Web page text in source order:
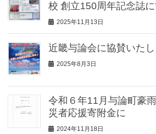
校 創立150周年記念誌
2025年11月13日
近畿与論会に協賛いた
2025年8月3日
令和６年11月与論町豪
災者応援寄附金に
2024年11月18日